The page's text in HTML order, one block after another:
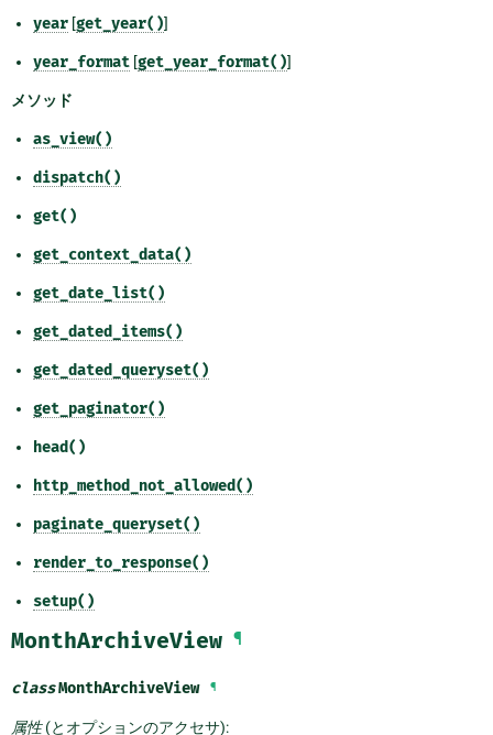
year [get_year()]
year_format [get_year_format()]
メソッド
as_view()
dispatch()
get()
get_context_data()
get_date_list()
get_dated_items()
get_dated_queryset()
get_paginator()
head()
http_method_not_allowed()
paginate_queryset()
render_to_response()
setup()
MonthArchiveView ¶
classMonthArchiveView ¶
属性(とオプションのアクセサ):